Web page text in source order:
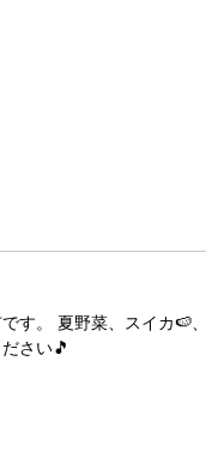
す。 夏野菜、スイカ🍉
さい🎵